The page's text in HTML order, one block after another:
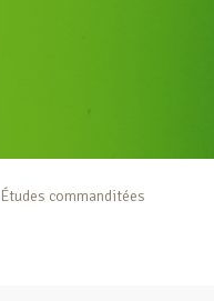
Études commanditées